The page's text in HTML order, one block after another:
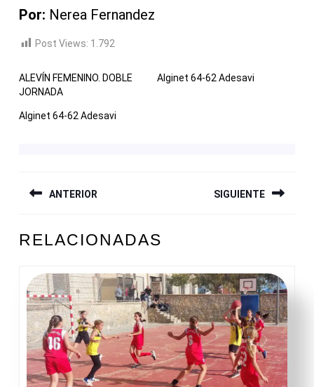
Por: Nerea Fernandez
Post Views: 1.792
ALEVÍN FEMENINO. DOBLE
JORNADA
Alginet 64-62 Adesavi
Alginet 64-62 Adesavi
DE
ANTERIOR
anterior:
SIGUIENTE
entrada:
RELACIONADAS